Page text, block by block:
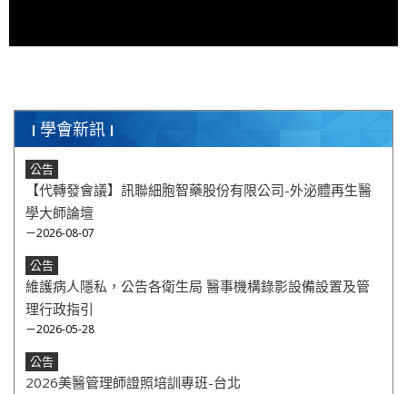
學會新訊
公告
【代轉發會議】訊聯細胞智藥股份有限公司-外泌體再生醫
學大師論壇
－2026-08-07
公告
維護病人隱私，公告各衛生局 醫事機構錄影設備設置及管
理行政指引
－2026-05-28
公告
2026美醫管理師證照培訓專班-台北